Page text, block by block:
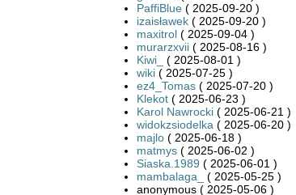
PaffiBlue( 2025-09-20 )
izaisławek( 2025-09-20 )
maxitrol( 2025-09-04 )
murarzxvii( 2025-08-16 )
Kiwi_
( 2025-08-01 )
wiki( 2025-07-25 )
ez4_Tomas( 2025-07-20 )
Klekot( 2025-06-23 )
Karol Nawrocki( 2025-06-21 )
widokzsiodelka ( 2025-06-20 )
majlo( 2025-06-18 )
matmys( 2025-06-02 )
Siaska.1989 ( 2025-06-01 )
mambalaga_
( 2025-05-25 )
anonymous ( 2025-05-06 )